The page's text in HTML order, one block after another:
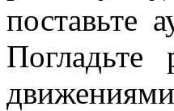
поставьте
Погладьте